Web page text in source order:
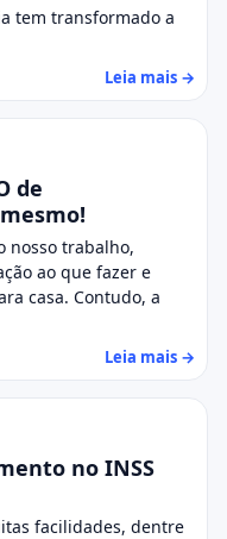
tem transformado a
Leia mais →
de
nosso trabalho,
ao que fazer e
casa. Contudo, a
Leia mais →
no INSS
facilidades, dentre